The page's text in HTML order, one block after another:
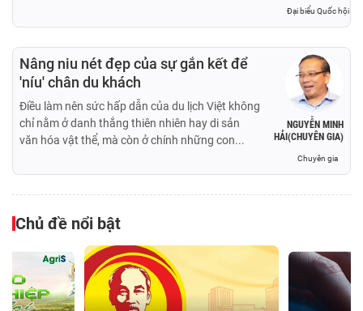
Đại biểu Quốc hội
NGUYỄN MINH
HẢI(CHUYÊN GIA)
Chuyên gia
Nâng niu nét đẹp của sự gắn kết để
'níu' chân du khách
Điều làm nên sức hấp dẫn của du lịch Việt không
chỉ nằm ở danh thắng thiên nhiên hay di sản
văn hóa vật thể, mà còn ở chính những con...
Chủ đề nổi bật